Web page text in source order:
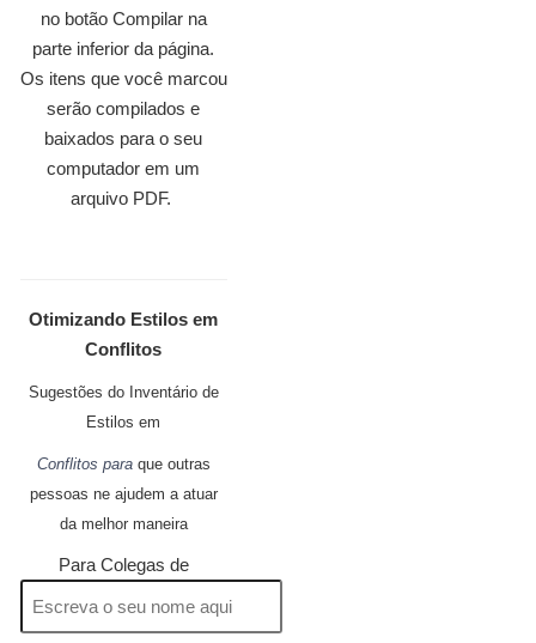
no botão Compilar na
parte inferior da página.
Os itens que você marcou
serão compilados e
baixados para o seu
computador em um
arquivo PDF.
Otimizando Estilos em
Conflitos
Sugestões do Inventário de
Estilos em
Conflitos para que outras
pessoas ne ajudem a atuar
da melhor maneira
Para Colegas de